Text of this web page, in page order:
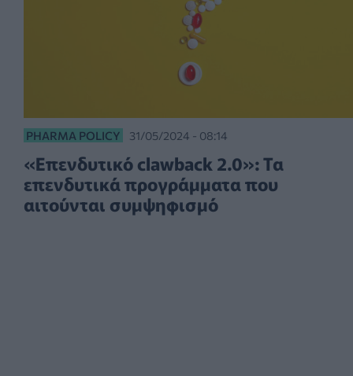
PHARMA POLICY 31/05/2024 - 08:14
«Επενδυτικό clawback 2.0»: Τα
επενδυτικά προγράμματα που
αιτούνται συμψηφισμό